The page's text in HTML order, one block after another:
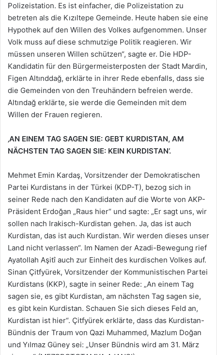
Polizeistation. Es ist einfacher, die Polizeistation zu
betreten als die Kızıltepe Gemeinde. Heute haben sie eine
Hypothek auf den Willen des Volkes aufgenommen. Unser
Volk muss auf diese schmutzige Politik reagieren. Wir
müssen unseren Willen schützen“, sagte er. Die HDP-
Kandidatin für den Bürgermeisterposten der Stadt Mardin,
Figen Altınddağ, erklärte in ihrer Rede ebenfalls, dass sie
die Gemeinden von den Treuhändern befreien werde.
Altındağ erklärte, sie werde die Gemeinden mit dem
Willen der Frauen regieren.
‚AN EINEM TAG SAGEN SIE: GEBT KURDISTAN, AM
NÄCHSTEN TAG SAGEN SIE: KEIN KURDISTAN‘.
Mehmet Emin Kardaş, Vorsitzender der Demokratischen
Partei Kurdistans in der Türkei (KDP-T), bezog sich in
seiner Rede nach den Kandidaten auf die Worte von AKP-
Präsident Erdoğan „Raus hier“ und sagte: „Er sagt uns, wir
sollen nach Irakisch-Kurdistan gehen. Ja, das ist auch
Kurdistan, das ist auch Kurdistan. Wir werden dieses unser
Land nicht verlassen“. Im Namen der Azadi-Bewegung rief
Ayatollah Aşitî auch zur Einheit des kurdischen Volkes auf.
Sinan Çitfyürek, Vorsitzender der Kommunistischen Partei
Kurdistans (KKP), sagte in seiner Rede: „An einem Tag
sagen sie, es gibt Kurdistan, am nächsten Tag sagen sie,
es gibt kein Kurdistan. Schauen Sie sich dieses Feld an,
Kurdistan ist hier“. Çitfyürek erklärte, dass das Kurdistan-
Bündnis der Traum von Qazi Muhammed, Mazlum Doğan
und Yılmaz Güney sei: „Unser Bündnis wird am 31. März